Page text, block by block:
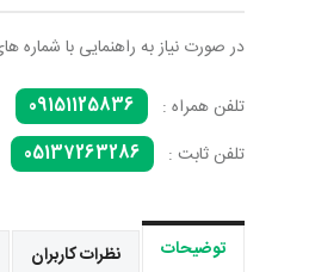
در صورت نیاز به راهنمایی با شماره
تلفن همراه :
09151125836
تلفن ثابت :
05137263286
توضیحات نظرات کاربران